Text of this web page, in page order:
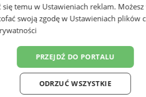
działkę przed
zrobić przed zimą?
się temu w Ustawieniach reklam.
swoją zgodę w Ustawieniach plików
PRZEJDŹ DO PORTALU
ODRZUĆ WSZYSTKIE